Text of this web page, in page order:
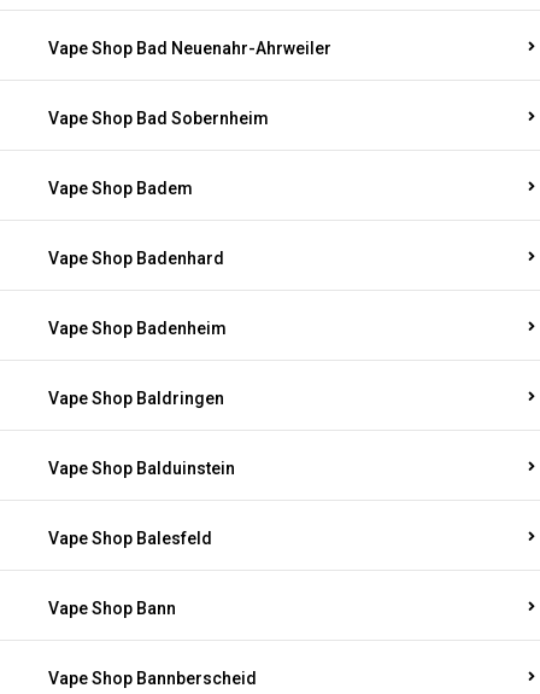
Vape Shop Bad Neuenahr-Ahrweiler
Vape Shop Bad Sobernheim
Vape Shop Badem
Vape Shop Badenhard
Vape Shop Badenheim
Vape Shop Baldringen
Vape Shop Balduinstein
Vape Shop Balesfeld
Vape Shop Bann
Vape Shop Bannberscheid